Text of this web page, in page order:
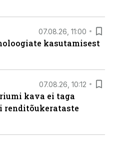
07.08.26, 11:00
kasutamisest
07.08.26, 10:12
kava ei taga